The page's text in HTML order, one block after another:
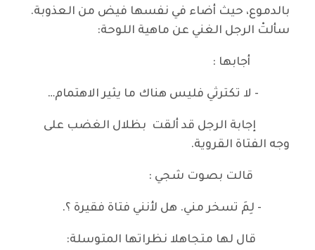
بالدموع، حيث أضاء في نفسها فيض من العذوبة.
سألتْ الرجل الغني عن ماهية اللوحة:
أجابها :
- لا تكترثي فليس هناك ما يثير الاهتمام…
إجابة الرجل قد ألقت بظلال الغضب على
وجه الفتاة القروية.
قالت بصوت شجي :
- لِمَ تسخر مني. هل لأنني فتاة فقيرة ؟.
قال لها متجاهلا نظراتها المتوسلة: